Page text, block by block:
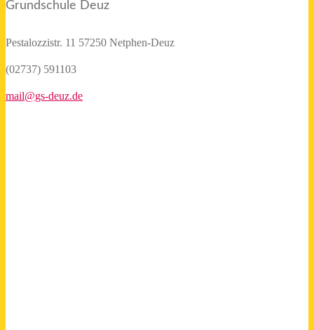
Grundschule Deuz
Pestalozzistr. 11 57250 Netphen-Deuz
(02737) 591103
mail@gs-deuz.de